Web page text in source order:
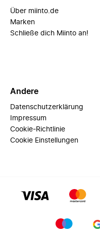
Über miinto.de
Marken
Schließe dich Miinto an!
Andere
Datenschutzerklärung
Impressum
Cookie-Richtlinie
Cookie Einstellungen